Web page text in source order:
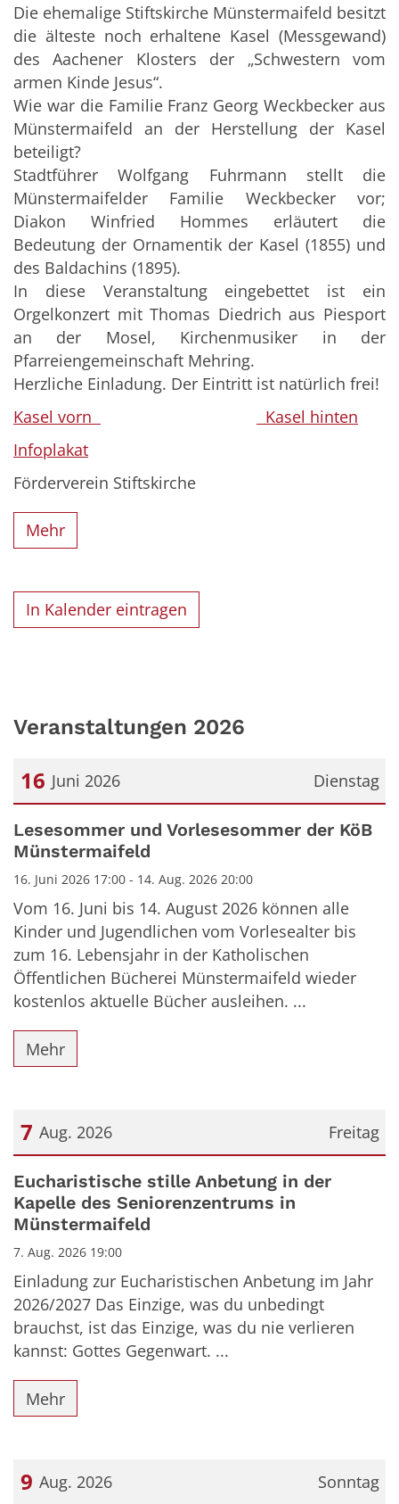
Die ehemalige Stiftskirche Münstermaifeld besitzt
die älteste noch erhaltene Kasel (Messgewand)
des Aachener Klosters der „Schwestern vom
armen Kinde Jesus“.
Wie war die Familie Franz Georg Weckbecker aus
Münstermaifeld an der Herstellung der Kasel
beteiligt?
Stadtführer Wolfgang Fuhrmann stellt die
Münstermaifelder Familie Weckbecker vor;
Diakon Winfried Hommes erläutert die
Bedeutung der Ornamentik der Kasel (1855) und
des Baldachins (1895).
In diese Veranstaltung eingebettet ist ein
Orgelkonzert mit Thomas Diedrich aus Piesport
an der Mosel, Kirchenmusiker in der
Pfarreiengemeinschaft Mehring.
Herzliche Einladung. Der Eintritt ist natürlich frei!
Kasel vorn
Kasel hinten
Infoplakat
Förderverein Stiftskirche
Mehr
In Kalender eintragen
Veranstaltungen 2026
Dienstag
16 Juni 2026
Datum: 16. Juni 2026
Lesesommer und Vorlesesommer der KöB
Münstermaifeld
16. Juni 2026 17:00 - 14. Aug. 2026 20:00
Vom 16. Juni bis 14. August 2026 können alle
Kinder und Jugendlichen vom Vorlesealter bis
zum 16. Lebensjahr in der Katholischen
Öffentlichen Bücherei Münstermaifeld wieder
kostenlos aktuelle Bücher ausleihen. ...
Mehr
Freitag
7 Aug. 2026
Datum: 7. August 2026
Eucharistische stille Anbetung in der
Kapelle des Seniorenzentrums in
Münstermaifeld
7. Aug. 2026 19:00
Einladung zur Eucharistischen Anbetung im Jahr
2026/2027 Das Einzige, was du unbedingt
brauchst, ist das Einzige, was du nie verlieren
kannst: Gottes Gegenwart. ...
Mehr
Sonntag
9 Aug. 2026